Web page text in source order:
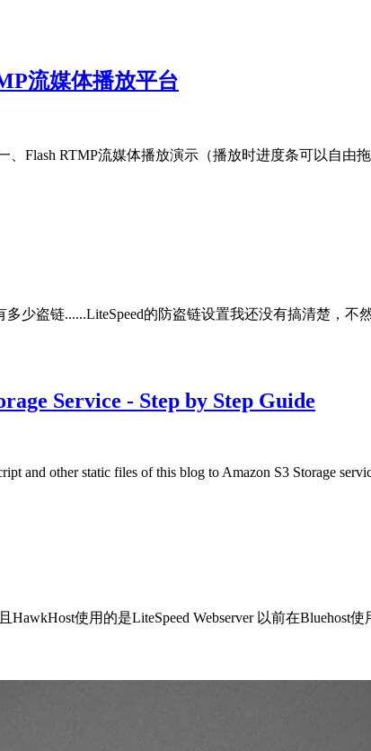
流媒体播放平台
一、Flash RTMP流媒体播放演示（播放时进度
少盗链......LiteSpeed的防盗链设置我还没有搞清楚，
Service - Step by Step Guide
and other static files of this blog to Amazon S3 Storage
使用的是LiteSpeed Webserver 以前在Bluehost